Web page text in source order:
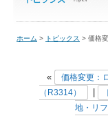
ホーム > トピックス > 価格
«
価格変更：
（R3314）
地・リ